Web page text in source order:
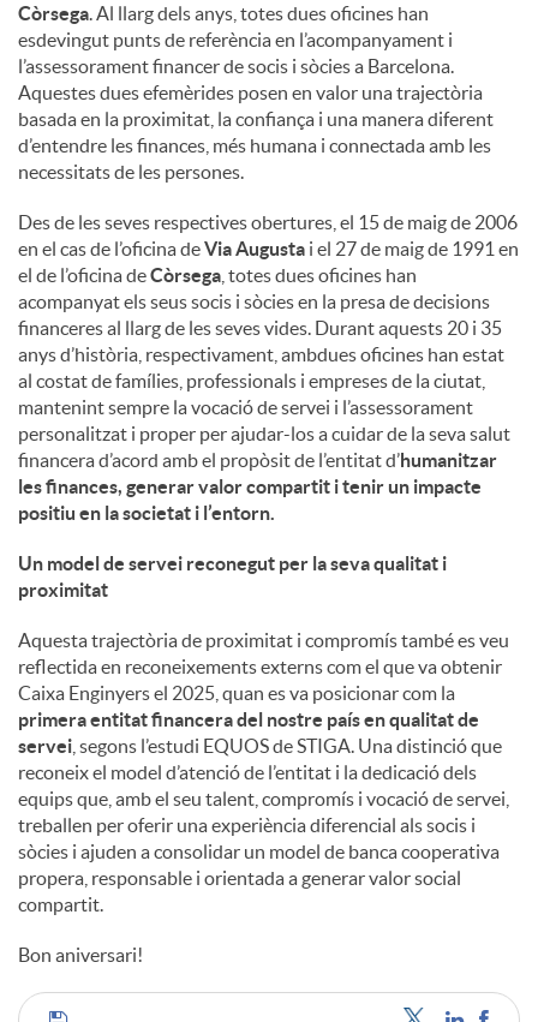
n
g
u
t
s
Còrsega. Al llarg dels anys, totes dues oficines han
esdevingut punts de referència en l’acompanyament i
l’assessorament financer de socis i sòcies a Barcelona.
Aquestes dues efemèrides posen en valor una trajectòria
basada en la proximitat, la confiança i una manera diferent
d’entendre les finances, més humana i connectada amb les
necessitats de les persones.
Des de les seves respectives obertures, el 15 de maig de 2006
en el cas de l’oficina deVia Augusta i el 27 de maig de 1991 en
el de l’oficina deCòrsega , totes dues oficines han
acompanyat els seus socis i sòcies en la presa de decisions
financeres al llarg de les seves vides. Durant aquests 20 i 35
anys d’història, respectivament, ambdues oficines han estat
al costat de famílies, professionals i empreses de la ciutat,
mantenint sempre la vocació de servei i l’assessorament
personalitzat i proper per ajudar-los a cuidar de la seva salut
financera d’acord amb el propòsit de l’entitat d’humanitzar
les finances, generar valor compartit i tenir un impacte
positiu en la societat i l’entorn.
Un model de servei reconegut per la seva qualitat i
proximitat
Aquesta trajectòria de proximitat i compromís també es veu
reflectida en reconeixements externs com el que va obtenir
Caixa Enginyers el 2025, quan es va posicionar com la
primera entitat financera del nostre país en qualitat de
servei , segons l’estudi EQUOS de STIGA. Una distinció que
reconeix el model d’atenció de l’entitat i la dedicació dels
equips que, amb el seu talent, compromís i vocació de servei,
treballen per oferir una experiència diferencial als socis i
sòcies i ajuden a consolidar un model de banca cooperativa
propera, responsable i orientada a generar valor social
compartit.
Bon aniversari!